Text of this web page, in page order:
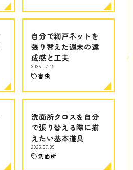
自分で網戸ネットを
張り替えた週末の達
成感と工夫
2026.07.15
害虫
洗面所クロスを自分
で張り替える際に揃
えたい基本道具
2026.07.09
洗面所